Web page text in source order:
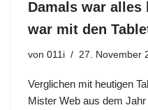
Damals war alles
war mit den
von 011i 27. November
Verglichen mit heutigen
Mister Web aus dem